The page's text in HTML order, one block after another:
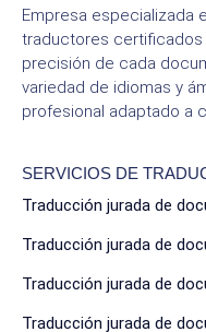
Empresa especializada
traductores certificados
precisión de cada
variedad de idiomas y
profesional adaptado a
SERVICIOS DE
Traducción jurada de
Traducción jurada de
Traducción jurada de
Traducción jurada de